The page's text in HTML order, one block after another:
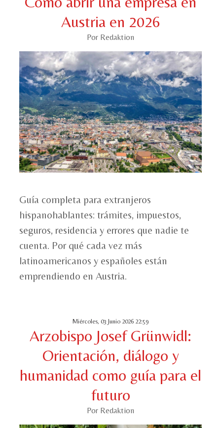
Austria en 2026
Por Redaktion
Guía completa para extranjeros
hispanohablantes: trámites, impuestos,
seguros, residencia y errores que nadie te
cuenta. Por qué cada vez más
latinoamericanos y españoles están
emprendiendo en Austria.
Miércoles, 03 Junio 2026 22:59
Arzobispo Josef Grünwidl:
Orientación, diálogo y
humanidad como guía para el
futuro
Por Redaktion